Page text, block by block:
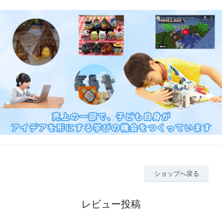
ショップへ戻る
レビュー投稿